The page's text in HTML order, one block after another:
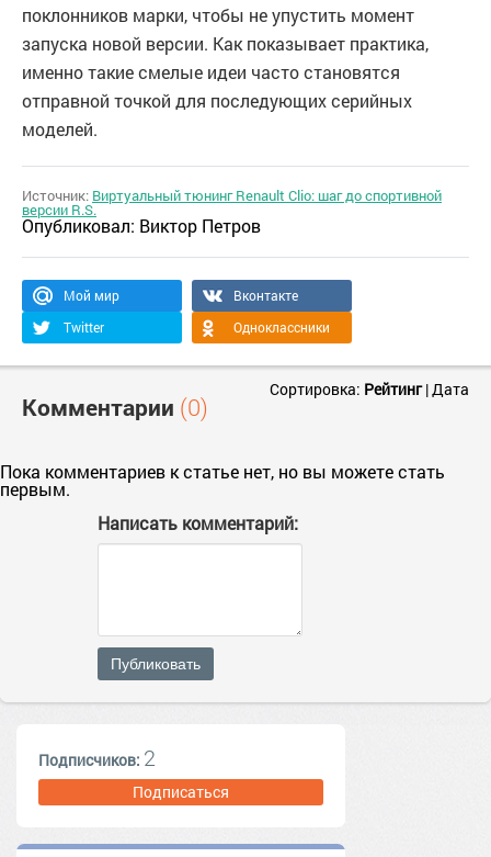
поклонников марки, чтобы не упустить момент
запуска новой версии. Как показывает практика,
именно такие смелые идеи часто становятся
отправной точкой для последующих серийных
моделей.
Источник: Виртуальный тюнинг Renault Clio: шаг до спортивной
версии R.S.
Опубликовал: Виктор Петров
Мой мир
Вконтакте
Twitter
Одноклассники
Комментарии (0)
Сортировка: Рейтинг|Дата
Пока комментариев к статье нет, но вы можете стать
первым.
Написать комментарий:
Публиковать
Подписчиков: 2
Подписаться